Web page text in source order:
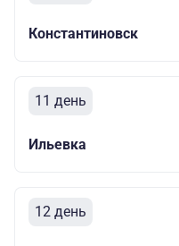
Константиновск
11 день
Ильевка
12 день